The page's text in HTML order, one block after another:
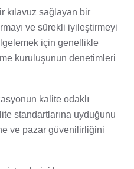
kılavuz sağlayan bir
ve sürekli iyileştirmeyi
için genellikle
kuruluşunun denetimleri
kalite odaklı
standartlarına uyduğunu
ve pazar güvenilirliğini